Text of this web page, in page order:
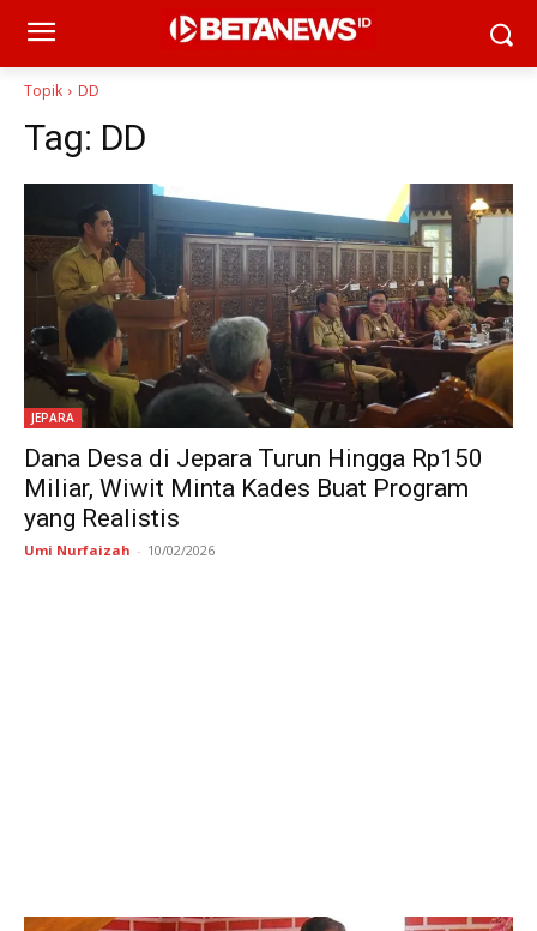
Topik DD
Tag: DD
JEPARA
Dana Desa di Jepara Turun Hingga Rp150
Miliar, Wiwit Minta Kades Buat Program
yang Realistis
Umi Nurfaizah - 10/02/2026